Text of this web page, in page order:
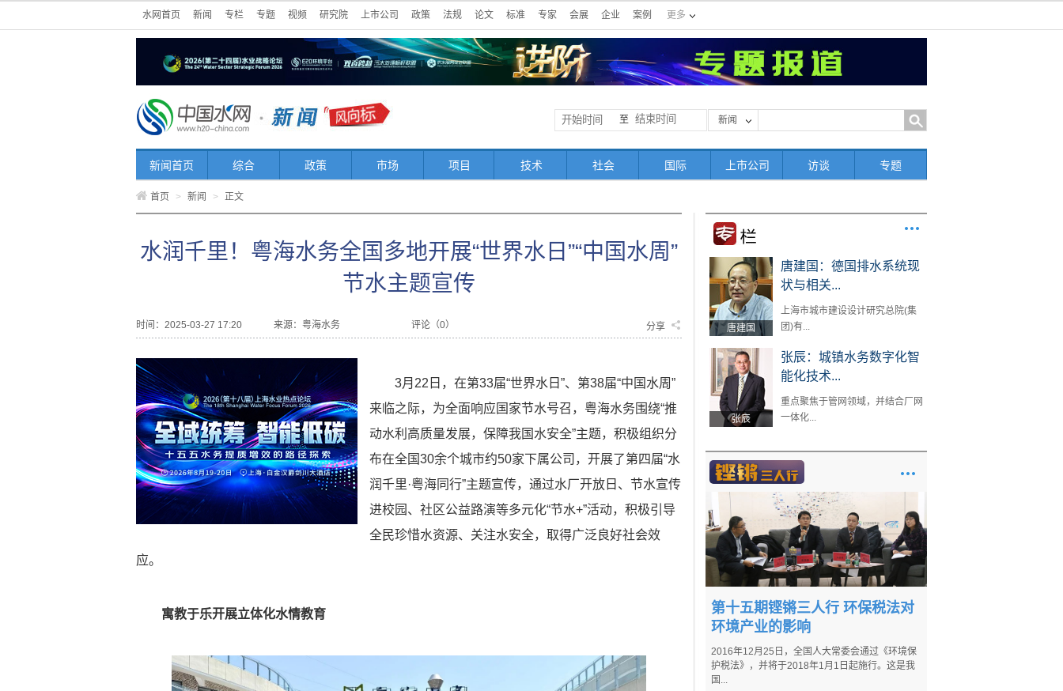
水网首页 新闻 专栏 专题 视频 研究院 上市公司 政策 法规 论文 标准 专家 会展 企业 案例 更多
至 新闻
新闻首页 综合 政策 市场 项目 技术 社会 国际 上市公司 访谈 专题
首页 > 新闻 > 正文
水润千里！粤海水务全国多地开展“世界水日”“中国水周”
节水主题宣传
时间：2025-03-27 17:20 来源： 粤海水务 评论（0） 分享
3月22日，在第33届“世界水日”、第38届“中国水周”
来临之际，为全面响应国家节水号召，粤海水务围绕“推
动水利高质量发展，保障我国水安全”主题，积极组织分
布在全国30余个城市约50家下属公司，开展了第四届“水
润千里·粤海同行”主题宣传，通过水厂开放日、节水宣传
进校园、社区公益路演等多元化“节水+”活动，积极引导
全民珍惜水资源、关注水安全，取得广泛良好社会效
应。
寓教于乐开展立体化水情教育
唐建国
唐建国：德国排水系统现
状与相关...
上海市城市建设设计研究总院(集
团)有...
张辰
张辰：城镇水务数字化智
能化技术...
重点聚焦于管网领域，并结合厂网
一体化...
第十五期铿锵三人行 环保税法对
环境产业的影响
2016年12月25日，全国人大常委会通过《环境保
护税法》，并将于2018年1月1日起施行。这是我
国...